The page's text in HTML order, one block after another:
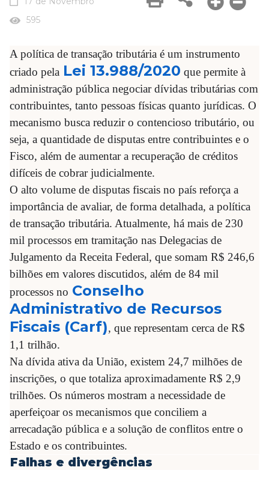
595
A política de transação tributária é um instrumento
criado pela Lei 13.988/2020 que permite à
administração pública negociar dívidas tributárias com
contribuintes, tanto pessoas físicas quanto jurídicas. O
mecanismo busca reduzir o contencioso tributário, ou
seja, a quantidade de disputas entre contribuintes e o
Fisco, além de aumentar a recuperação de créditos
difíceis de cobrar judicialmente.
O alto volume de disputas fiscais no país reforça a
importância de avaliar, de forma detalhada, a política
de transação tributária. Atualmente, há mais de 230
mil processos em tramitação nas Delegacias de
Julgamento da Receita Federal, que somam R$ 246,6
bilhões em valores discutidos, além de 84 mil
processos no Conselho
Administrativo de Recursos
Fiscais (Carf), que representam cerca de R$
1,1 trilhão.
Na dívida ativa da União, existem 24,7 milhões de
inscrições, o que totaliza aproximadamente R$ 2,9
trilhões. Os números mostram a necessidade de
aperfeiçoar os mecanismos que conciliem a
arrecadação pública e a solução de conflitos entre o
Estado e os contribuintes.
Falhas e divergências